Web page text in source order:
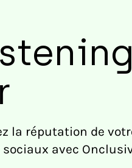
la réputation de
avec